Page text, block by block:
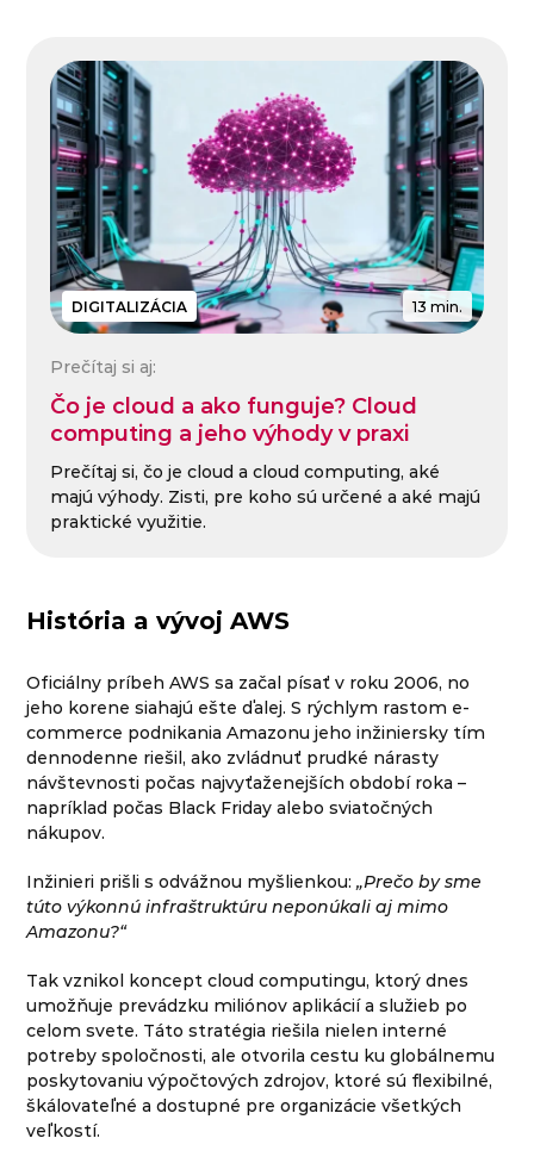
DIGITALIZÁCIA 13 min.
Prečítaj si aj:
Čo je cloud a ako funguje? Cloud
computing a jeho výhody v praxi
Prečítaj si, čo je cloud a cloud computing, aké
majú výhody. Zisti, pre koho sú určené a aké majú
praktické využitie.
História a vývoj AWS
Oficiálny príbeh AWS sa začal písať v roku 2006, no
jeho korene siahajú ešte ďalej. S rýchlym rastom e-
commerce podnikania Amazonu jeho inžiniersky tím
dennodenne riešil, ako zvládnuť prudké nárasty
návštevnosti počas najvyťaženejších období roka –
napríklad počas Black Friday alebo sviatočných
nákupov.
Inžinieri prišli s odvážnou myšlienkou:„Prečo by sme
túto výkonnú infraštruktúru neponúkali aj mimo
Amazonu?“
Tak vznikol koncept cloud computingu, ktorý dnes
umožňuje prevádzku miliónov aplikácií a služieb po
celom svete. Táto stratégia riešila nielen interné
potreby spoločnosti, ale otvorila cestu ku globálnemu
poskytovaniu výpočtových zdrojov, ktoré sú flexibilné,
škálovateľné a dostupné pre organizácie všetkých
veľkostí.